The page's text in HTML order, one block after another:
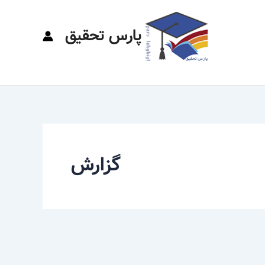
پارس تحقیق
گزارش